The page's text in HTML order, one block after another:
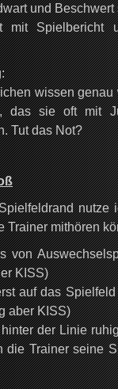
und
mit Spielbericht
wissen
das sie oft mit
Tut das Not?
Trainer mithören
von
KISS)
auf das
aber KISS)
der Linie
die Trainer seine